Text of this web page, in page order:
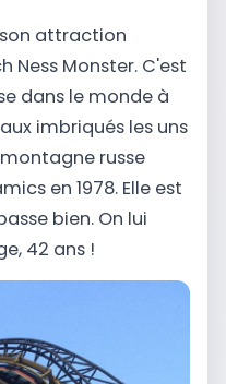
son attraction
Ness Monster. C'est
dans le monde à
imbriqués les uns
russe
en 1978. Elle est
bien. On lui
42 ans !